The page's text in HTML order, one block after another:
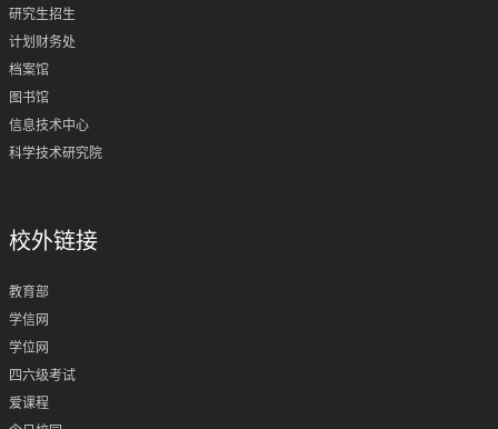
研究生招生
计划财务处
档案馆
图书馆
信息技术中心
科学技术研究院
校外链接
教育部
学信网
学位网
四六级考试
爱课程